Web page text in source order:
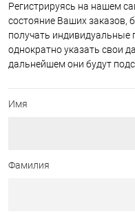
Регистрируясь на нашем
состояние Ваших заказов,
получать индивидуальные
однократно указать свои
дальнейшем они будут
Имя
Фамилия